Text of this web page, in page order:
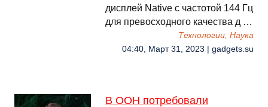
дисплей Native с частотой 144 Гц
для превосходного качества д …
Технологии, Наука
04:40, Март 31, 2023 | gadgets.su
В ООН потребовали